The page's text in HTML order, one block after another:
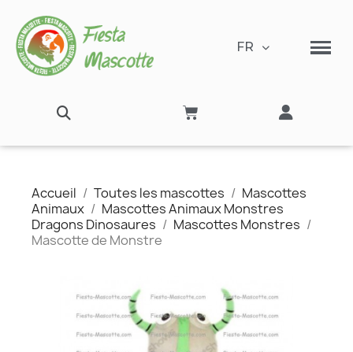
FR
Accueil Toutes les mascottes
Mascottes
Animaux
Mascottes Animaux Monstres
Dragons Dinosaures
Mascottes Monstres
Mascotte de Monstre